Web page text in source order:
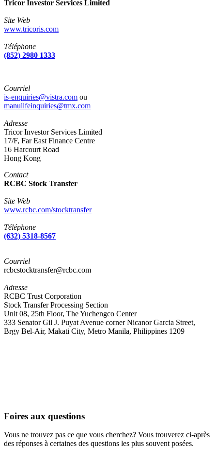
Tricor Investor Services Limited
Site Web
www.tricoris.com
Téléphone
(852) 2980 1333
Courriel
is-enquiries@vistra.com ou
manulifeinquiries@tmx.com
Adresse
Tricor Investor Services Limited
17/F, Far East Finance Centre
16 Harcourt Road
Hong Kong
Contact
RCBC Stock Transfer
Site Web
www.rcbc.com/stocktransfer
Téléphone
(632) 5318-8567
Courriel
rcbcstocktransfer@rcbc.com
Adresse
RCBC Trust Corporation
Stock Transfer Processing Section
Unit 08, 25th Floor, The Yuchengco Center
333 Senator Gil J. Puyat Avenue corner Nicanor Garcia Street,
Brgy Bel-Air, Makati City, Metro Manila, Philippines 1209
Foires aux questions
Vous ne trouvez pas ce que vous cherchez? Vous trouverez ci-après
des réponses à certaines des questions les plus souvent posées.